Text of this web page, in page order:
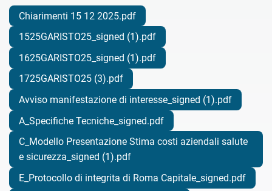
Chiarimenti 15 12 2025.pdf
1525GARISTO25_signed (1).pdf
1625GARISTO25_signed (1).pdf
1725GARISTO25 (3).pdf
Avviso manifestazione di interesse_signed (1).pdf
A_Specifiche Tecniche_signed.pdf
C_Modello Presentazione Stima costi aziendali salute
e sicurezza_signed (1).pdf
E_Protocollo di integrita di Roma Capitale_signed.pdf